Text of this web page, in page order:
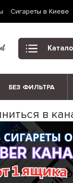
Сигареты в Киеве
БЕЗ ФИЛЬТРА
в